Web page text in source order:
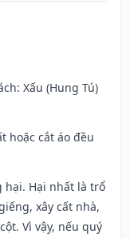
Xấu (Hung Tú)
hoặc cắt áo đều
hại. Hại nhất là trổ
xây cất nhà,
Vì vậy, nếu quý